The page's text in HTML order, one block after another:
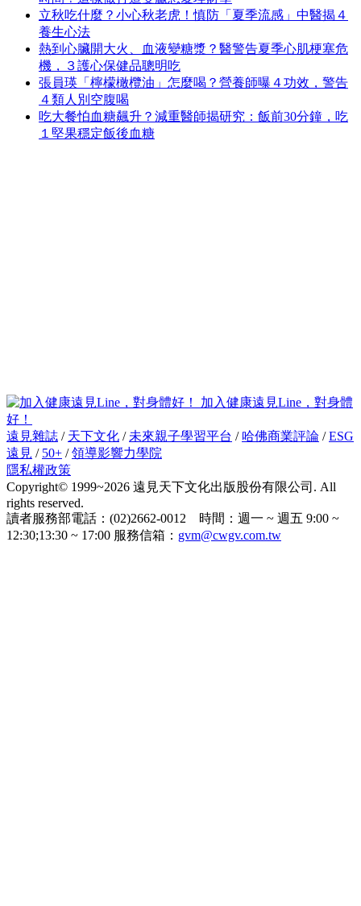
立秋吃什麼？小心秋老虎！慎防「夏季流感」中醫揭４
養生心法
熱到心臟開大火、血液變糖漿？醫警告夏季心肌梗塞危
機，３護心保健品聰明吃
張員瑛「檸檬橄欖油」怎麼喝？營養師曝４功效，警告
４類人別空腹喝
吃大餐怕血糖飆升？減重醫師揭研究：飯前30分鐘，吃
１堅果穩定飯後血糖
加入健康遠見Line，對身體
好！
遠見雜誌 / 天下文化 / 未來親子學習平台 / 哈佛商業評論 /ESG
遠見 / 50+ /領導影響力學院
隱私權政策
Copyright© 1999~2026 遠見天下文化出版股份有限公司. All
rights reserved.
讀者服務部電話：(02)2662-0012 時間：週一 ~ 週五 9:00 ~
12:30;13:30 ~ 17:00 服務信箱： gvm@cwgv.com.tw